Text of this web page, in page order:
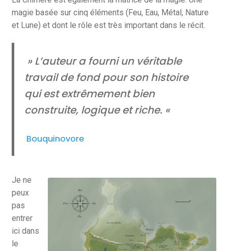
magie basée sur cinq éléments (Feu, Eau, Métal, Nature
et Lune) et dont le rôle est très important dans le récit.
» L’auteur a fourni un véritable
travail de fond pour son histoire
qui est extrêmement bien
construite, logique et riche. «
Bouquinovore
Je ne
peux
pas
entrer
ici dans
le